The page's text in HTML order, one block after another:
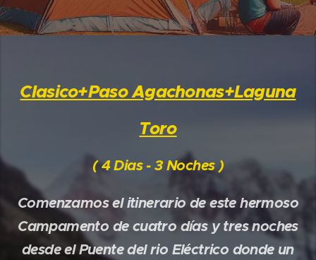
Clasico+Paso Agachonas+Laguna
Toro
( 4 Dias - 3 Noches )
Comenzamos el itinerario de este hermoso
Campamento de cuatro días y tres noches
desde el Puente del rio Eléctrico donde un